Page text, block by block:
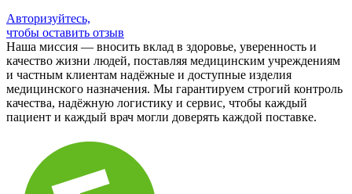
Авторизуйтесь,
чтобы оставить отзыв
Наша миссия — вносить вклад в здоровье, уверенность и
качество жизни людей, поставляя медицинским учреждениям
и частным клиентам надёжные и доступные изделия
медицинского назначения. Мы гарантируем строгий контроль
качества, надёжную логистику и сервис, чтобы каждый
пациент и каждый врач могли доверять каждой поставке.